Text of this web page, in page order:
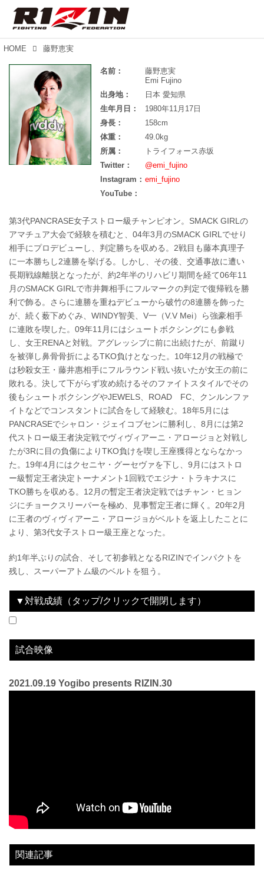
HOME 藤野恵実
名前：
藤野恵実
Emi Fujino
出身地：
日本 愛知県
生年月日：
1980年11月17日
身長：
158cm
体重：
49.0kg
所属：
トライフォース赤坂
Twitter：
@emi_fujino
Instagram： emi_fujino
YouTube：
第3代PANCRASE女子ストロー級チャンピオン。SMACK GIRLの
アマチュア大会で経験を積むと、04年3月のSMACK GIRLでせり
相手にプロデビューし、判定勝ちを収める。2戦目も藤本真理子
に一本勝ちし2連勝を挙げる。しかし、その後、交通事故に遭い
長期戦線離脱となったが、約2年半のリハビリ期間を経て06年11
月のSMACK GIRLで市井舞相手にフルマークの判定で復帰戦を勝
利で飾る。さらに連勝を重ねデビューから破竹の8連勝を飾った
が、続く薮下めぐみ、WINDY智美、V一（V.V Mei）ら強豪相手
に連敗を喫した。09年11月にはシュートボクシングにも参戦
し、女王RENAと対戦。アグレッシブに前に出続けたが、前蹴り
を被弾し鼻骨骨折によるTKO負けとなった。10年12月の戦極で
は秒殺女王・藤井惠相手にフルラウンド戦い抜いたが女王の前に
敗れる。決して下がらず攻め続けるそのファイトスタイルでその
後もシュートボクシングやJEWELS、ROAD FC、クンルンファ
イトなどでコンスタントに試合をして経験む。18年5月には
PANCRASEでシャロン・ジェイコブセンに勝利し、8月には第2
代ストロー級王者決定戦でヴィヴィアーニ・アロージョと対戦し
たが3Rに目の負傷によりTKO負けを喫し王座獲得とならなかっ
た。19年4月にはクセニヤ・グーセヴァを下し、9月にはストロ
ー級暫定王者決定トーナメント1回戦でエジナ・トラキナスに
TKO勝ちを収める。12月の暫定王者決定戦ではチャン・ヒョン
ジにチョークスリーパーを極め、見事暫定王者に輝く。20年2月
に王者のヴィヴィアーニ・アロージョがベルトを返上したことに
より、第3代女子ストロー級王座となった。
約1年半ぶりの試合、そして初参戦となるRIZINでインパクトを
残し、スーパーアトム級のベルトを狙う。
▼対戦成績（タップ/クリックで開閉します）
試合映像
2021.09.19 Yogibo presents RIZIN.30
関連記事